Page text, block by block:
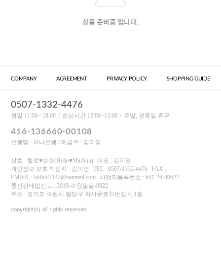
상품 준비중 입니다.
COMPANY AGREEMENT PRIVACY POLICY SHOPPING GUIDE
0507-1332-4476
평일 11:00~ 18:00 점심시간 12:00~13:00 주말, 공휴일 휴무
416-136660-00108
은행명 : 하나은행 / 예금주 : 김미영
상호 : 헬로♥슈슈(Hello♥ShuShu)
대표 : 김미영
개인정보 보호 책임자 : 김미영
TEL : 0507-1332-4476
FAX :
EMAIL : kkikki7142@hanmail.com
사업자등록번호 : 641-24-00622
통신판매업신고 : 2019-수원팔달-0022
주소 : 경기도 수원시 팔달구 화서문로32번길 4, 1층
copyright(c) all rights reserved.